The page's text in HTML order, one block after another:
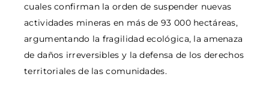
cuales confirman la orden de suspender nuevas
actividades mineras en más de 93 000 hectáreas,
argumentando la fragilidad ecológica, la amenaza
de daños irreversibles y la defensa de los derechos
territoriales de las comunidades.